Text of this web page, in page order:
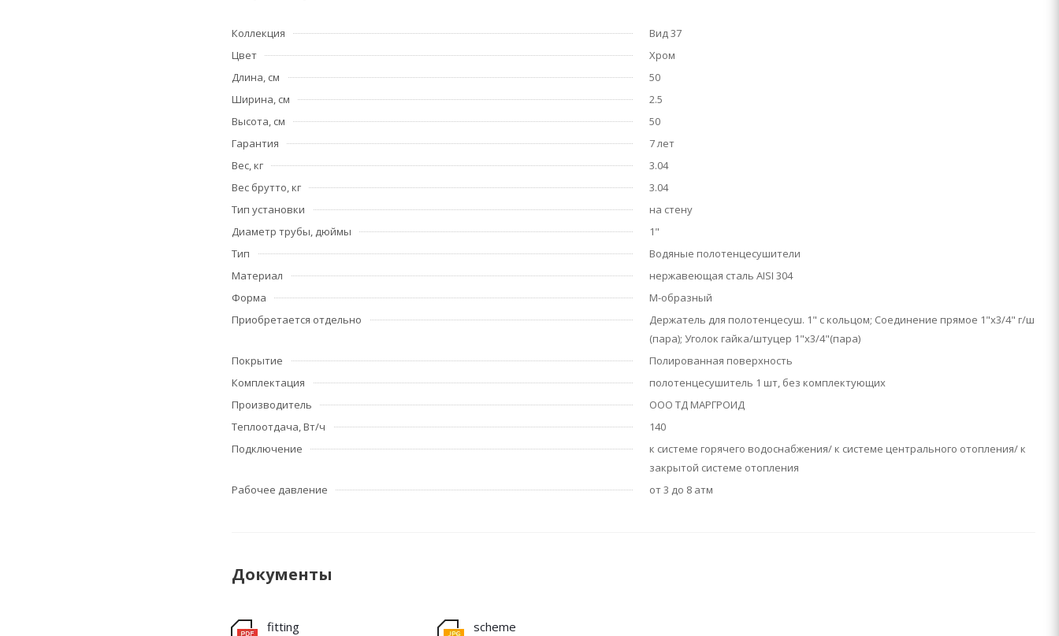
Коллекция
Вид 37
Цвет
Хром
Длина, см
50
Ширина, см
2.5
Высота, см
50
Гарантия
7 лет
Вес, кг
3.04
Вес брутто, кг
3.04
Тип установки
на стену
Диаметр трубы, дюймы
1"
Тип
Водяные полотенцесушители
Материал
нержавеющая сталь AISI 304
Форма
М-образный
Приобретается отдельно
Держатель для полотенцесуш. 1" с кольцом; Соединение прямое 1"х3/4" г/ш
(пара); Уголок гайка/штуцер 1"х3/4"(пара)
Покрытие
Полированная поверхность
Комплектация
полотенцесушитель 1 шт, без комплектующих
Производитель
ООО ТД МАРГРОИД
Теплоотдача, Вт/ч
140
Подключение
к системе горячего водоснабжения/ к системе центрального отопления/ к
закрытой системе отопления
Рабочее давление
от 3 до 8 атм
Документы
fitting scheme